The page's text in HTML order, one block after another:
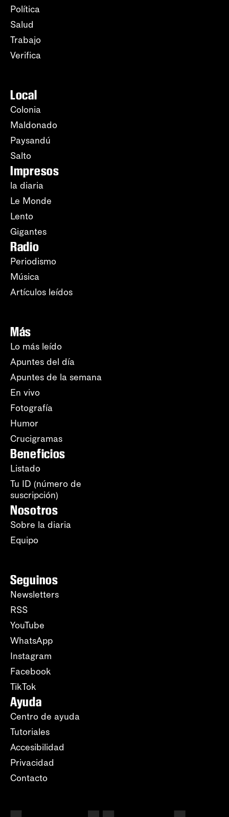
Política
Salud
Trabajo
Verifica
Local
Colonia
Maldonado
Paysandú
Salto
Impresos
la diaria
Le Monde
Lento
Gigantes
Radio
Periodismo
Música
Artículos leídos
Más
Lo más leído
Apuntes del día
Apuntes de la semana
En vivo
Fotografía
Humor
Crucigramas
Beneficios
Listado
Tu ID (número de
suscripción)
Nosotros
Sobre la diaria
Equipo
Seguinos
Newsletters
RSS
YouTube
WhatsApp
Instagram
Facebook
TikTok
Ayuda
Centro de ayuda
Tutoriales
Accesibilidad
Privacidad
Contacto